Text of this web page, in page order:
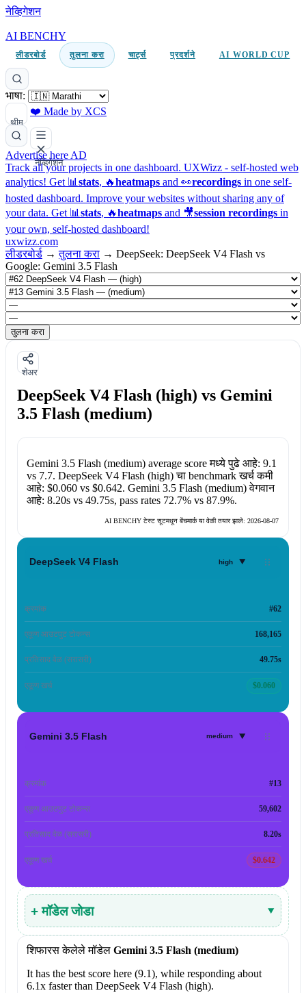
नेव्हिगेशन
AI BENCHY
लीडरबोर्ड तुलना करा चार्ट्स प्रदर्शने AI WORLD CUP
भाषा:
थीम
❤️ Made by XCS
नेव्हिगेशन
Advertise here AD
Track all your projects in one dashboard. UXWizz - self-hosted web
analytics! Get 📊 stats, 🔥heatmaps and 👀recordings in one self-
hosted dashboard. Improve your websites without sharing any of
your data. Get 📊 stats, 🔥heatmaps and 🎥session recordings in
your own, self-hosted dashboard!
uxwizz.com
लीडरबोर्ड → तुलना करा → DeepSeek: DeepSeek V4 Flash vs
Google: Gemini 3.5 Flash
तुलना करा
शेअर
DeepSeek V4 Flash (high) vs Gemini
3.5 Flash (medium)
Gemini 3.5 Flash (medium)average score मध्ये पुढे आहे: 9.1
vs 7.7. DeepSeek V4 Flash (high)चा benchmark खर्च कमी
आहे: $0.060vs $0.642. Gemini 3.5 Flash (medium)वेगवान
आहे: 8.20svs 49.75s, pass rates 72.7%vs 87.9%.
AI BENCHY टेस्ट सूटमधून बेंचमार्क या वेळी तयार झाले: 2026-08-07
DeepSeek V4 Flash high ▾
क्रमांक #62
एकूण आउटपुट टोकन्स 168,165
प्रतिसाद वेळ (सरासरी) 49.75s
एकूण खर्च $0.060
Gemini 3.5 Flash medium ▾
क्रमांक #13
एकूण आउटपुट टोकन्स 59,602
प्रतिसाद वेळ (सरासरी) 8.20s
एकूण खर्च $0.642
+ मॉडेल जोडा ▾
शिफारस केलेले मॉडेल Gemini 3.5 Flash (medium)
It has the best score here (9.1), while responding about
6.1x faster than DeepSeek V4 Flash (high).